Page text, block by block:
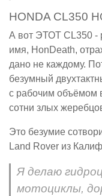
HONDA CL350
А вот ЭТОТ CL350 -
имя, HonDeath,
дано не каждому.
безумный
с рабочим объёмом
сотни злых
Это безумие
Land Rover из
Я делаю
мотоциклы,